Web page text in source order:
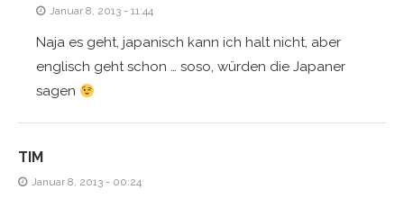
Januar 8, 2013 - 11:44
Naja es geht, japanisch kann ich halt nicht, aber
englisch geht schon … soso, würden die Japaner
sagen
TIM
Januar 8, 2013 - 00:24